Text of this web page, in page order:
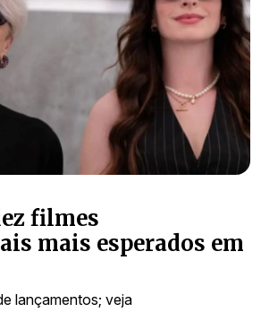
filmes
mais esperados em
lançamentos; veja